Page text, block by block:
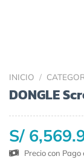
INICIO /
DONGLE
S/
Precio con